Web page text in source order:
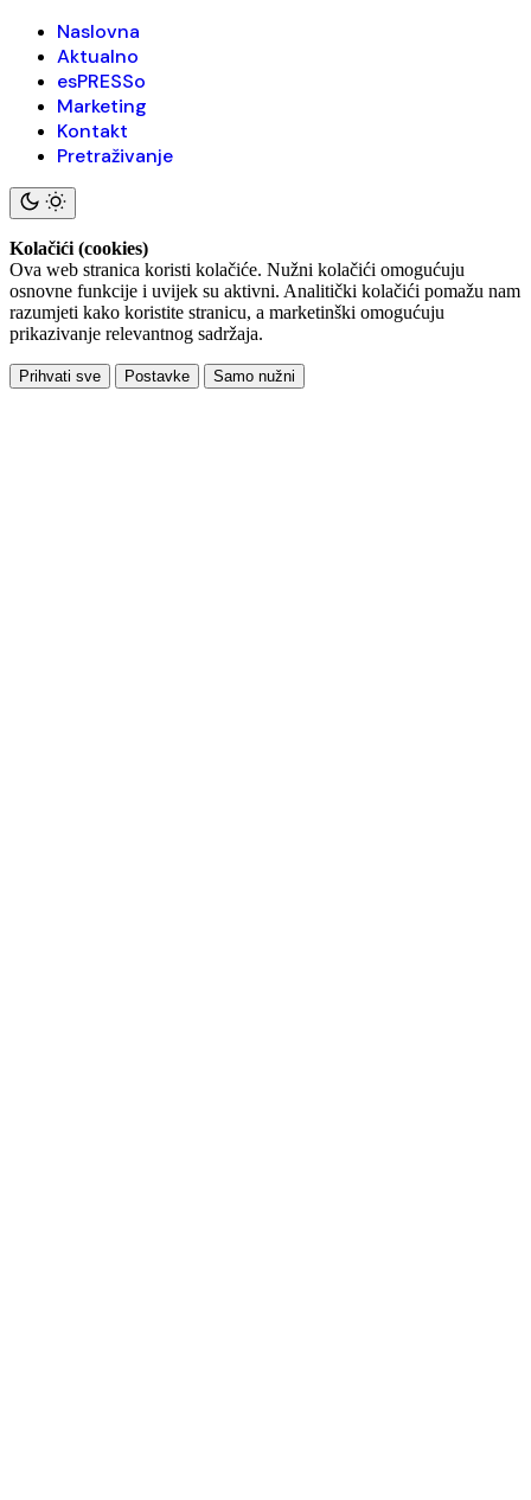
Naslovna
Aktualno
esPRESSo
Marketing
Kontakt
Pretraživanje
Kolačići (cookies)
Ova web stranica koristi kolačiće. Nužni kolačići omogućuju
osnovne funkcije i uvijek su aktivni. Analitički kolačići pomažu nam
razumjeti kako koristite stranicu, a marketinški omogućuju
prikazivanje relevantnog sadržaja.
Prihvati sve Postavke Samo nužni